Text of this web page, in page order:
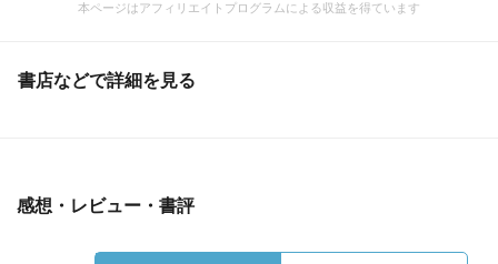
本ページはアフィリエイトプログラムによる収益を得ています
書店などで詳細を見る
感想・レビュー・書評